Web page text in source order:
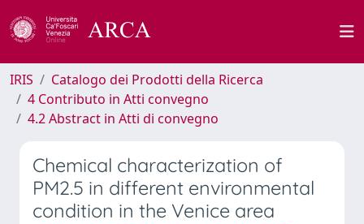
IRIS
Catalogo dei Prodotti della Ricerca
4 Contributo in Atti convegno
4.2 Abstract in Atti di convegno
Chemical characterization of
PM2.5 in different environmental
condition in the Venice area